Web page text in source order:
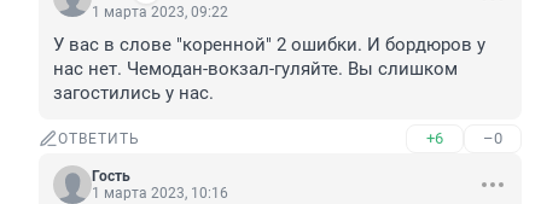
1 марта 2023, 09:22
У вас в слове "коренной" 2 ошибки. И бордюров у
нас нет. Чемодан-вокзал-гуляйте. Вы слишком
загостились у нас.
ОТВЕТИТЬ +6 –0
Гость
1 марта 2023, 10:16